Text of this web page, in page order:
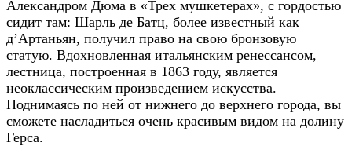
Александром Дюма в «Трех мушкетерах», с гордостью
сидит там: Шарль де Батц, более известный как
д’Артаньян, получил право на свою бронзовую
статую. Вдохновленная итальянским ренессансом,
лестница, построенная в 1863 году, является
неоклассическим произведением искусства.
Поднимаясь по ней от нижнего до верхнего города, вы
сможете насладиться очень красивым видом на долину
Герса.